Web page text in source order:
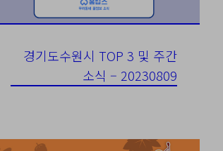
경기도수원시 TOP 3 및 주간
소식 – 20230809